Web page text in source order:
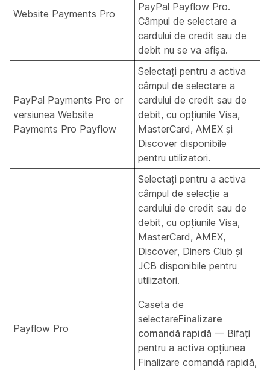
Website Payments Pro
PayPal Payflow Pro.
Câmpul de selectare a
cardului de credit sau de
debit nu se va afișa.
PayPal Payments Pro or
versiunea Website
Payments Pro Payflow
Selectați pentru a activa
câmpul de selectare a
cardului de credit sau de
debit, cu opțiunile Visa,
MasterCard, AMEX și
Discover disponibile
pentru utilizatori.
Payflow Pro
Selectați pentru a activa
câmpul de selecție a
cardului de credit sau de
debit, cu opțiunile Visa,
MasterCard, AMEX,
Discover, Diners Club și
JCB disponibile pentru
utilizatori.
Caseta de
selectareFinalizare
comandă rapidă — Bifați
pentru a activa opțiunea
Finalizare comandă rapidă,